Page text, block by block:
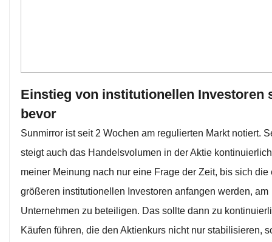
Einstieg von institutionellen Investoren
bevor
Sunmirror ist seit 2 Wochen am regulierten Markt notiert.
steigt auch das Handelsvolumen in der Aktie
meiner Meinung nach nur eine Frage der Zeit, bis sich die
größeren institutionellen Investoren anfangen werden, am
Unternehmen zu beteiligen. Das sollte dann zu
Käufen führen, die den Aktienkurs nicht nur stabilisieren,